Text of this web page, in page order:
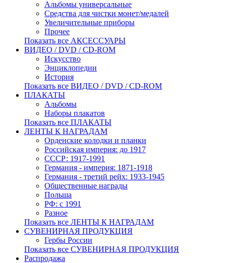
Альбомы универсальные
Средства для чистки монет/медалей
Увеличительные приборы
Прочее
Показать все АКСЕССУАРЫ
ВИДЕО / DVD / CD-ROM
Искусство
Энциклопедии
История
Показать все ВИДЕО / DVD / CD-ROM
ПЛАКАТЫ
Альбомы
Наборы плакатов
Показать все ПЛАКАТЫ
ЛЕНТЫ К НАГРАДАМ
Орденские колодки и планки
Российская империя: до 1917
СССР: 1917-1991
Германия - империя: 1871-1918
Германия - третий рейх: 1933-1945
Общественные награды
Польша
РФ: с 1991
Разное
Показать все ЛЕНТЫ К НАГРАДАМ
СУВЕНИРНАЯ ПРОДУКЦИЯ
Гербы России
Показать все СУВЕНИРНАЯ ПРОДУКЦИЯ
Распродажа